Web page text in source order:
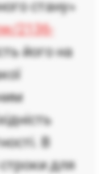
стану»
2136-
його на
В
для